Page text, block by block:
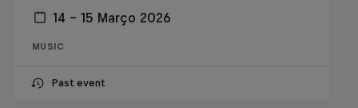
14 – 15 Março 2026
MUSIC
Past event